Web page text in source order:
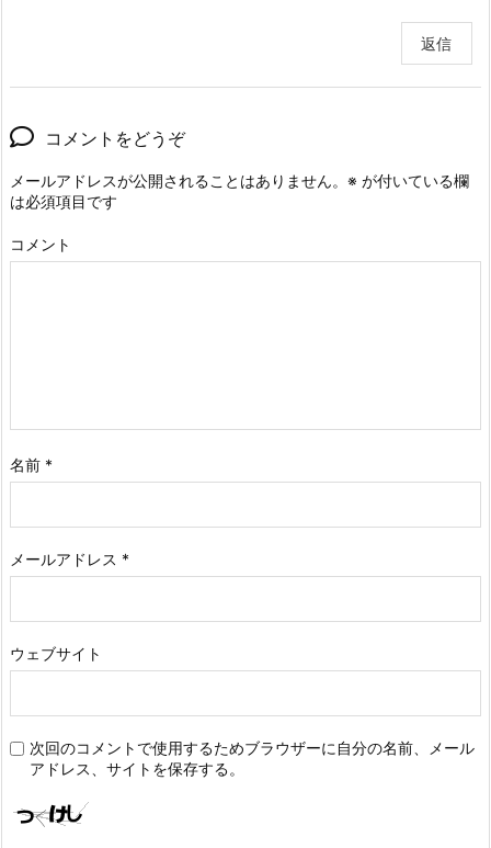
返信
コメントをどうぞ
メールアドレスが公開されることはありません。 ※ が付いている欄
は必須項目です
コメント
名前 *
メールアドレス *
ウェブサイト
次回のコメントで使用するためブラウザーに自分の名前、メール
アドレス、サイトを保存する。